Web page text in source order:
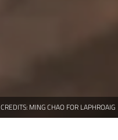
CREDITS: MING CHAO FOR LAPHROAIG